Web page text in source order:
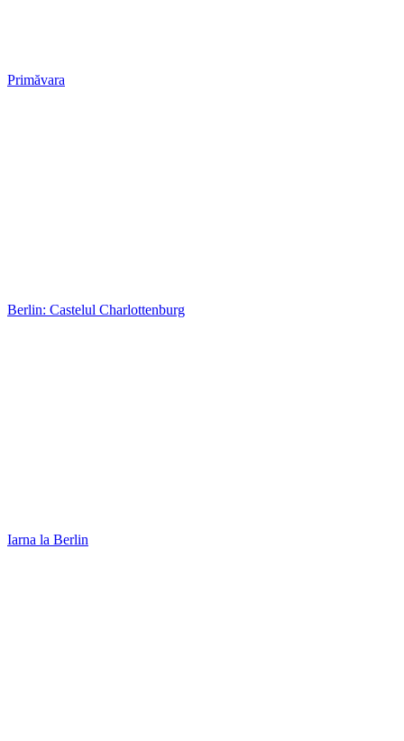
Primăvara
Berlin: Castelul Charlottenburg
Iarna la Berlin